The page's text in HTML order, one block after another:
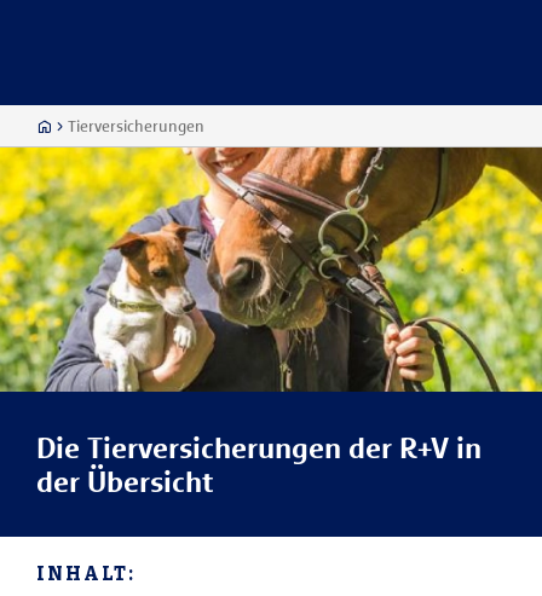
Tierversicherungen
Die Tierversicherungen der R+V in
der Übersicht
INHALT: